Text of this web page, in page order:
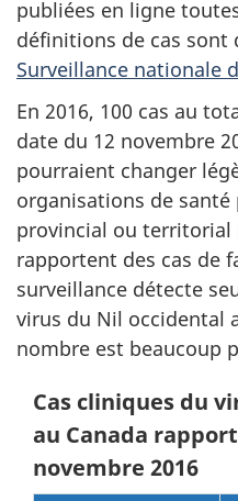
publiées en ligne
définitions de cas sont
Surveillance nationale
En 2016, 100 cas au
date du 12 novembre
pourraient changer
organisations de
provincial ou territorial
rapportent des cas de
surveillance détecte
virus du Nil occidental
nombre est beaucoup
Cas cliniques du
au Canada
novembre 2016